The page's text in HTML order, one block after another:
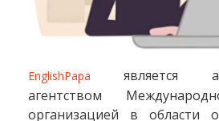
EnglishPapa
является
агентством
организацией в области